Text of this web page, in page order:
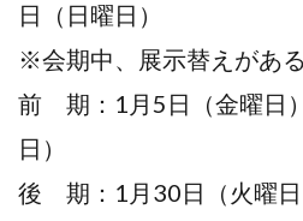
日（日曜日）
※会期中、展示替えがある
前 期：1月5日（金曜日
日）
後 期：1月30日（火曜